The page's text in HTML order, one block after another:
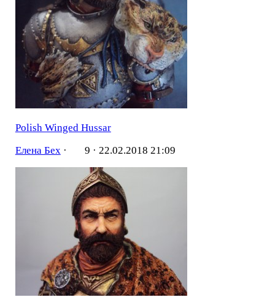
Polish Winged Hussar
Елена Бех· 9 · 22.02.2018 21:09